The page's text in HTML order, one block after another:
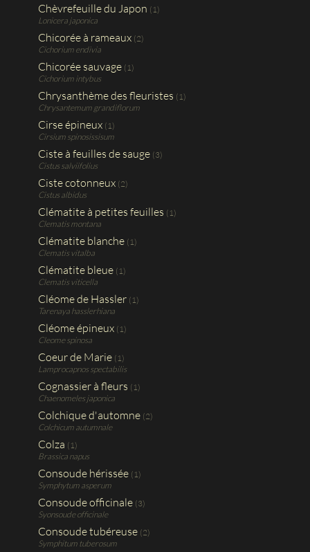
Chèvrefeuille du Japon (1)
Lonicera japonica
Chicorée à rameaux (2)
Cichorium endivia
Chicorée sauvage (1)
Cichorium intybus
Chrysanthème des fleuristes (1)
Chrysantemum grandiflorum
Cirse épineux (1)
Cirsium spinosissisum
Ciste à feuilles de sauge (3)
Cistus salviifolius
Ciste cotonneux (2)
Cistus albidus
Clématite à petites feuilles (1)
Clematis montana
Clématite blanche (1)
Clematis vitalba
Clématite bleue (1)
Clematis viticella
Cléome de Hassler (1)
Tarenaya hasslerhiana
Cléome épineux (1)
Cleome spinosa
Coeur de Marie (1)
Lamprocapnos spectabilis
Cognassier à fleurs (1)
Chaenomeles japonica
Colchique d'automne (2)
Colchicum autumnale
Colza (1)
Brassica napus
Consoude hérissée (1)
Symphytum asperum
Consoude officinale (3)
Syonsoude officinale
Consoude tubéreuse (2)
Symphitum tuberosum